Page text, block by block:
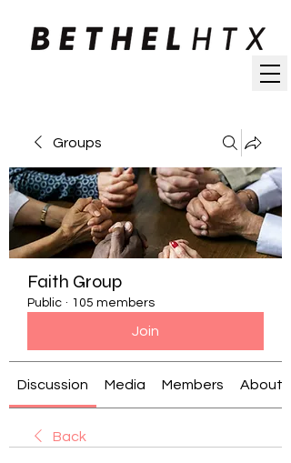
Groups
Faith Group
Public · 105 members
Join
Discussion Media Members About
Back